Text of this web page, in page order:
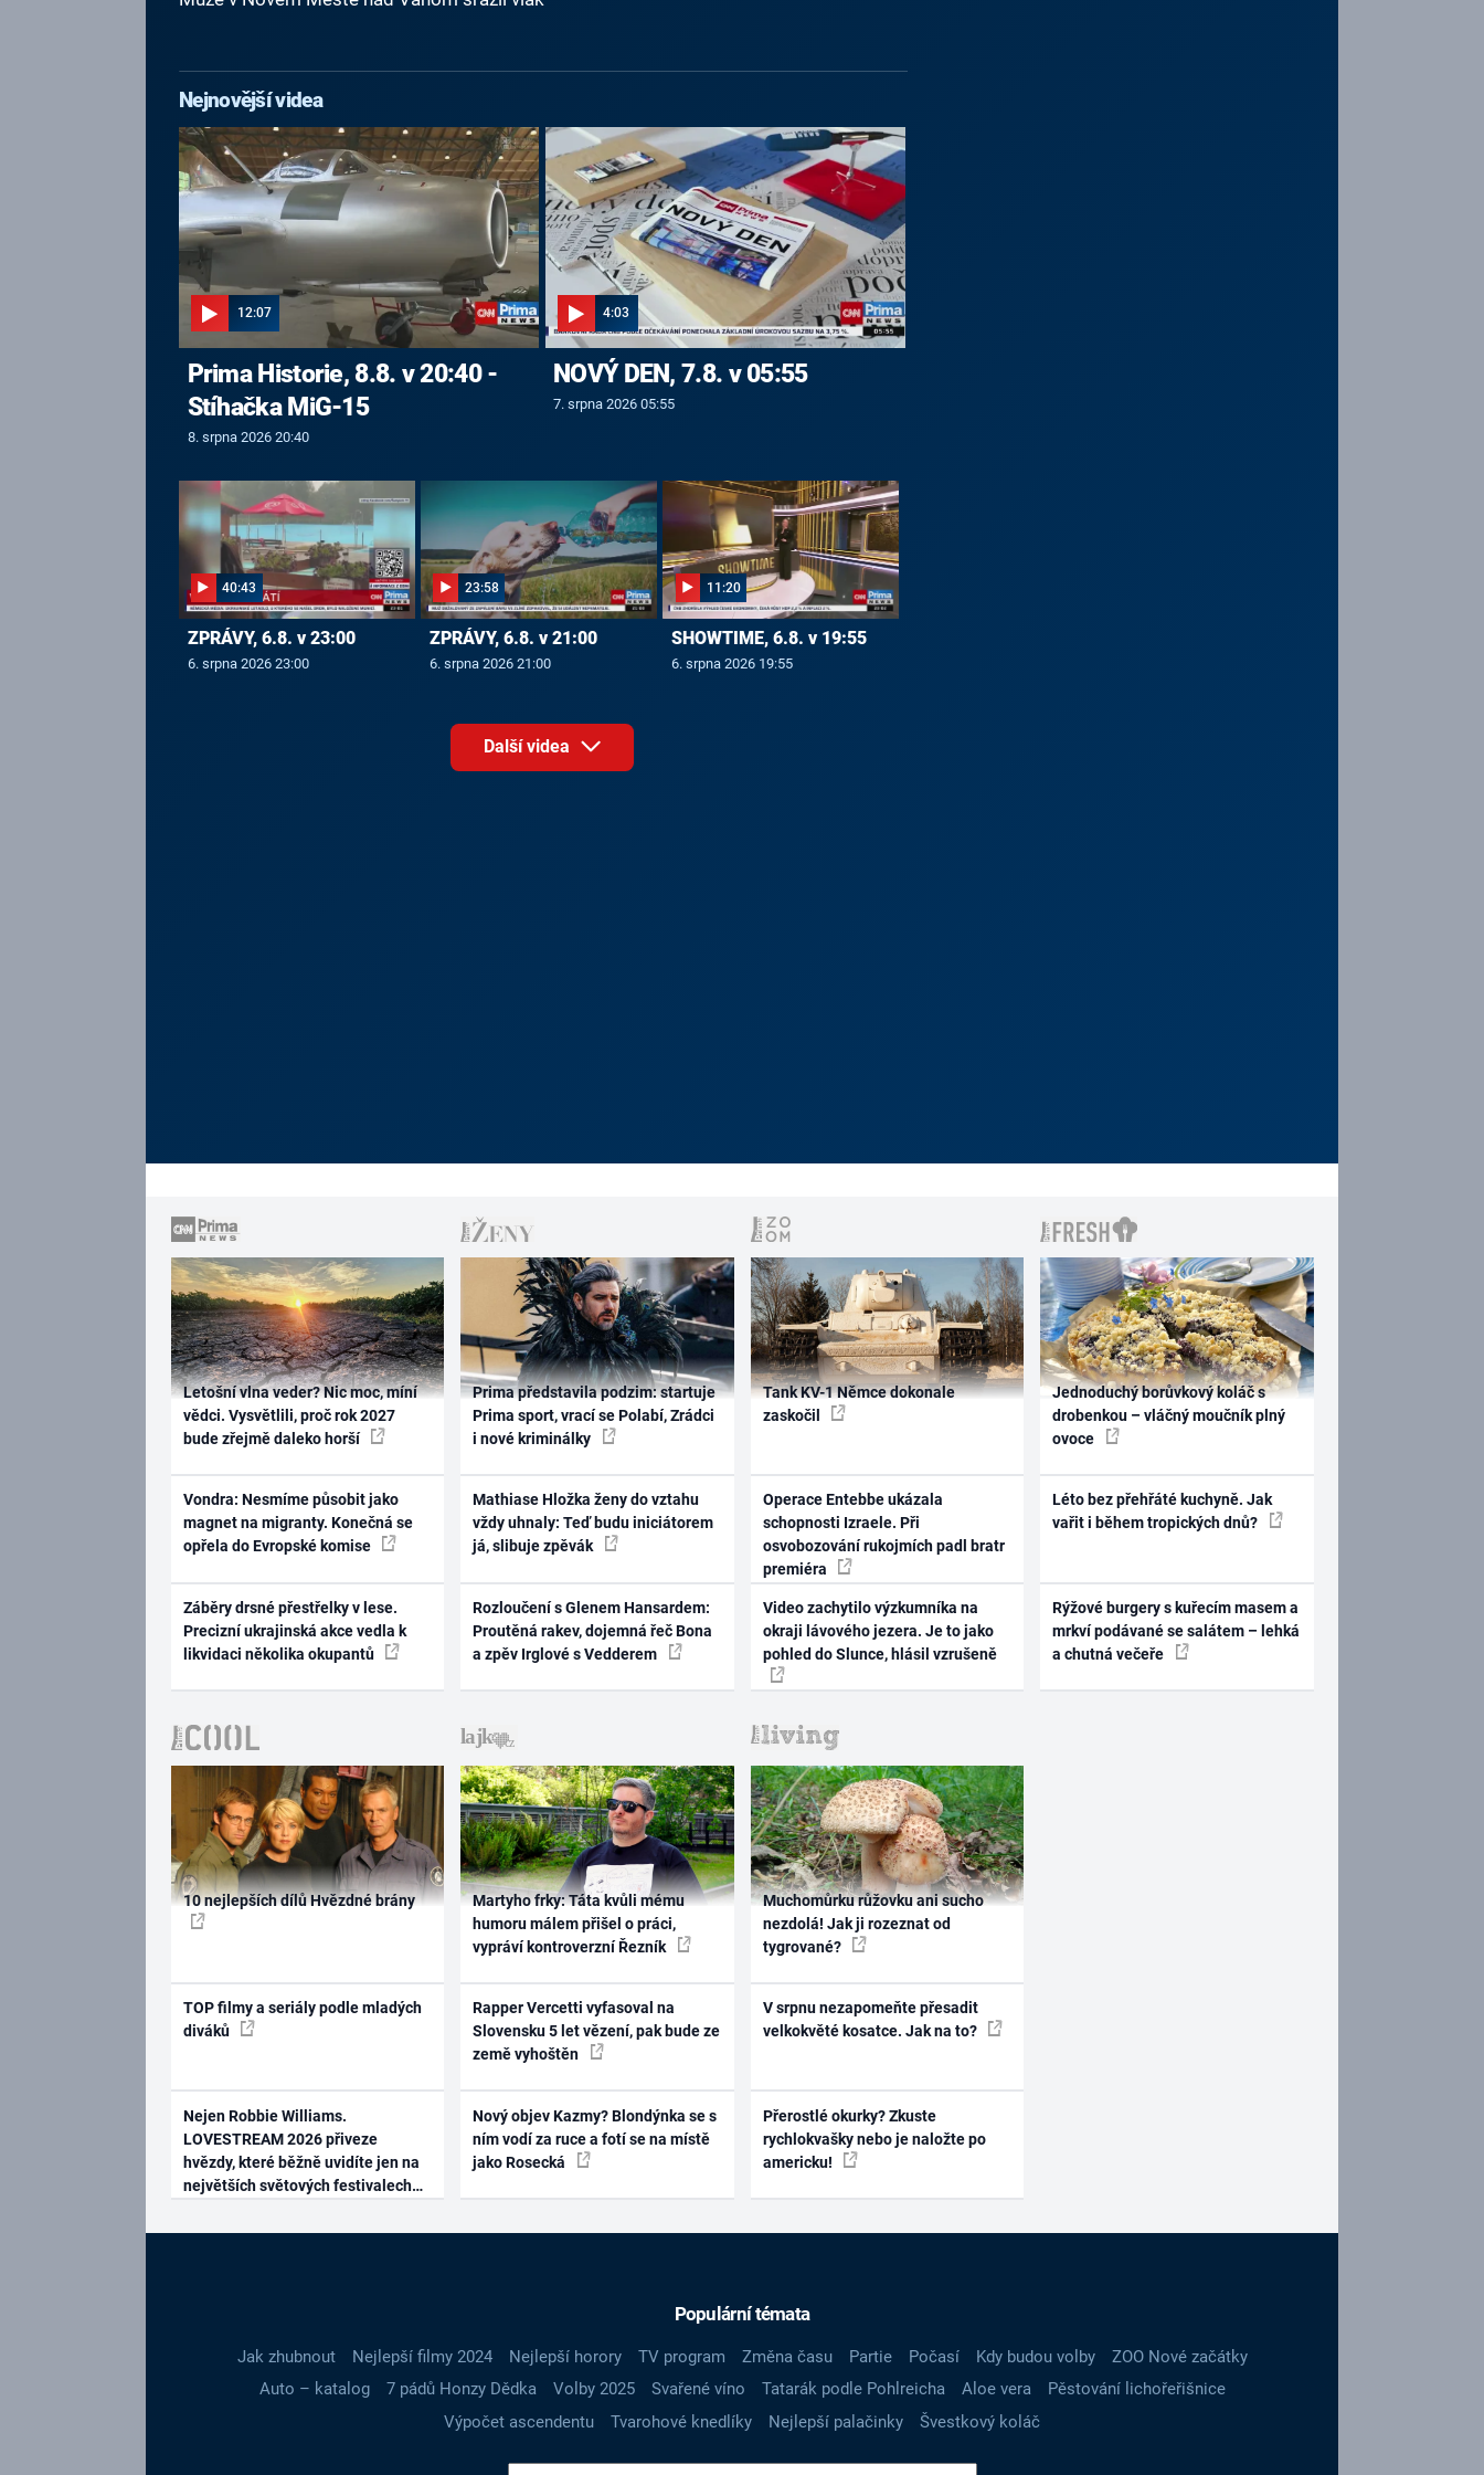
Nejnovější videa
12:07
Prima Historie, 8.8. v 20:40 -
Stíhačka MiG-15
8. srpna 2026 20:40
4:03
NOVÝ DEN, 7.8. v 05:55
7. srpna 2026 05:55
40:43
ZPRÁVY, 6.8. v 23:00
6. srpna 2026 23:00
23:58
ZPRÁVY, 6.8. v 21:00
6. srpna 2026 21:00
11:20
SHOWTIME, 6.8. v 19:55
6. srpna 2026 19:55
Další videa
Letošní vlna veder? Nic moc, míní
vědci. Vysvětlili, proč rok 2027
bude zřejmě daleko horší
Vondra: Nesmíme působit jako
magnet na migranty. Konečná se
opřela do Evropské komise
Záběry drsné přestřelky v lese.
Precizní ukrajinská akce vedla k
likvidaci několika okupantů
Prima představila podzim: startuje
Prima sport, vrací se Polabí, Zrádci
i nové kriminálky
Mathiase Hložka ženy do vztahu
vždy uhnaly: Teď budu iniciátorem
já, slibuje zpěvák
Rozloučení s Glenem Hansardem:
Proutěná rakev, dojemná řeč Bona
a zpěv Irglové s Vedderem
Tank KV-1 Němce dokonale
zaskočil
Operace Entebbe ukázala
schopnosti Izraele. Při
osvobozování rukojmích padl bratr
premiéra
Video zachytilo výzkumníka na
okraji lávového jezera. Je to jako
pohled do Slunce, hlásil vzrušeně
Jednoduchý borůvkový koláč s
drobenkou – vláčný moučník plný
ovoce
Léto bez přehřáté kuchyně. Jak
vařit i během tropických dnů?
Rýžové burgery s kuřecím masem a
mrkví podávané se salátem – lehká
a chutná večeře
10 nejlepších dílů Hvězdné brány
TOP filmy a seriály podle mladých
diváků
Nejen Robbie Williams.
LOVESTREAM 2026 přiveze
hvězdy, které běžně uvidíte jen na
největších světových festivalech
Martyho frky: Táta kvůli mému
humoru málem přišel o práci,
vypráví kontroverzní Řezník
Rapper Vercetti vyfasoval na
Slovensku 5 let vězení, pak bude ze
země vyhoštěn
Nový objev Kazmy? Blondýnka se s
ním vodí za ruce a fotí se na místě
jako Rosecká
Muchomůrku růžovku ani sucho
nezdolá! Jak ji rozeznat od
tygrované?
V srpnu nezapomeňte přesadit
velkokvěté kosatce. Jak na to?
Přerostlé okurky? Zkuste
rychlokvašky nebo je naložte po
americku!
Populární témata
Jak zhubnout Nejlepší filmy 2024 Nejlepší horory TV program Změna času Partie Počasí Kdy budou volby
ZOO Nové začátky
Auto – katalog
7 pádů Honzy Dědka Volby 2025 Svařené víno Tatarák podle Pohlreicha Aloe vera
Pěstování lichořeřišnice
Výpočet ascendentu
Tvarohové knedlíky Nejlepší palačinky Švestkový koláč